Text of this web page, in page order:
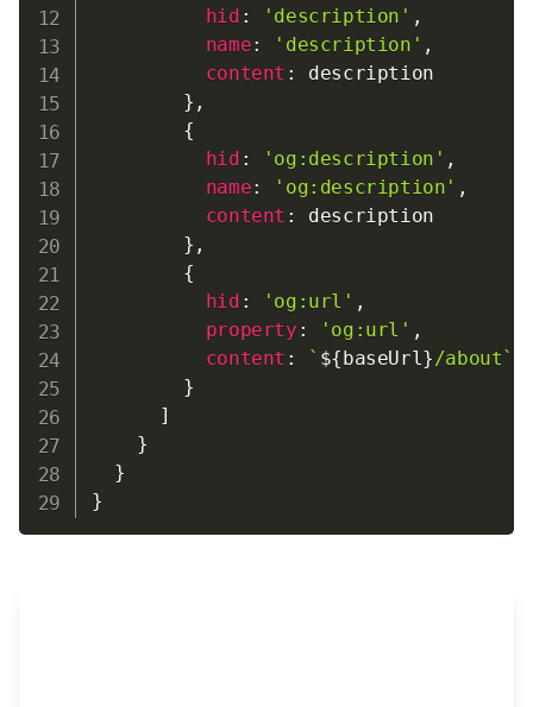
hid : 'description' ,
name: 'description' ,
content :
description
} ,
{
hid : 'og:description' ,
name: 'og:description' ,
content :
description
} ,
{
hid : 'og:url' ,
property : 'og:url' ,
content : ` ${baseUrl } /about`
}
]
}
}
}